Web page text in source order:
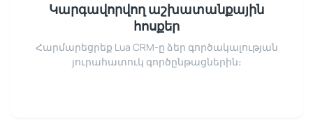
Կարգավորվող աշխատանքային
հոսքեր
Հարմարեցրեք Lua CRM-ը ձեր գործակալության
յուրահատուկ գործընթացներին։